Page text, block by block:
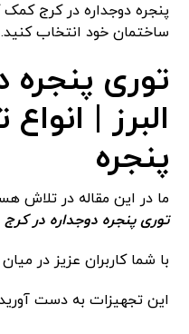
پنجره دوجداره در کرج
ساختمان خود انتخاب کنید.
توری پنجره
البرز |
پنجره
ما در این مقاله در تلاش
توری پنجره دوجداره در کرج
با شما کاربران عزیز در
این تجهیزات به دست